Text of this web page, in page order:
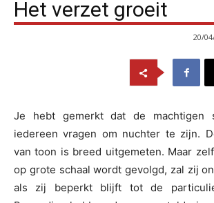
Het verzet groeit
20/
Je hebt gemerkt dat de machtigen
iedereen vragen om nuchter te zijn.
van toon is breed uitgemeten. Maar
op grote schaal wordt gevolgd, zal zij
als zij beperkt blijft tot de